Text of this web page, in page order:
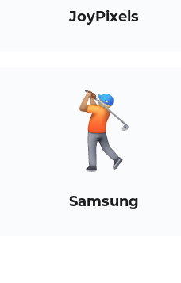
JoyPixels
Samsung